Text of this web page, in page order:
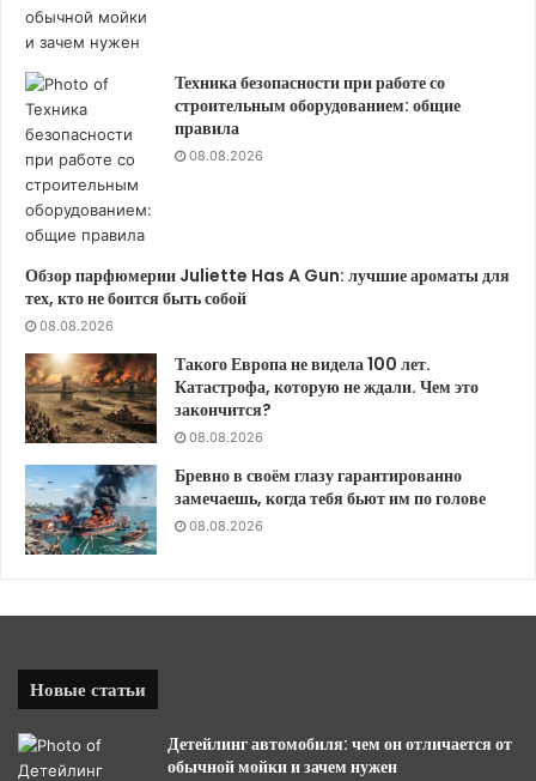
Техника безопасности при работе со
строительным оборудованием: общие
правила
08.08.2026
Обзор парфюмерии Juliette Has A Gun: лучшие ароматы для
тех, кто не боится быть собой
08.08.2026
Такого Европа не видела 100 лет.
Катастрофа, которую не ждали. Чем это
закончится?
08.08.2026
Бревно в своём глазу гарантированно
замечаешь, когда тебя бьют им по голове
08.08.2026
Новые статьи
Детейлинг автомобиля: чем он отличается от
обычной мойки и зачем нужен